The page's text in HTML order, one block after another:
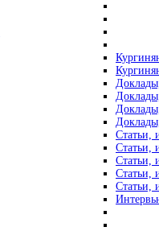
Статьи,
Статьи,
Статьи,
Статьи,
Статьи,